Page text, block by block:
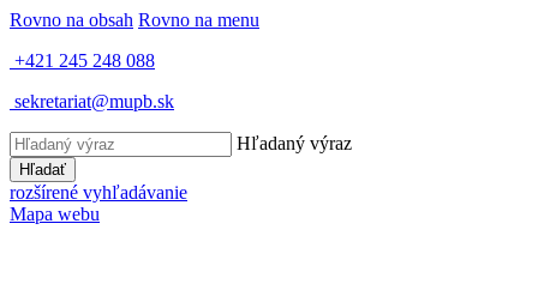
Rovno na obsah Rovno na menu
+421 245 248 088
sekretariat@mupb.sk
Hľadaný výraz
Hľadať
rozšírené vyhľadávanie
Mapa webu